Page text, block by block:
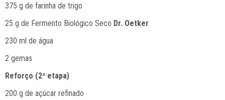
375 g de farinha de trigo
25 g de Fermento Biológico Seco Dr. Oetker
230 ml de água
2 gemas
Reforço (2ª etapa)
200 g de açúcar refinado